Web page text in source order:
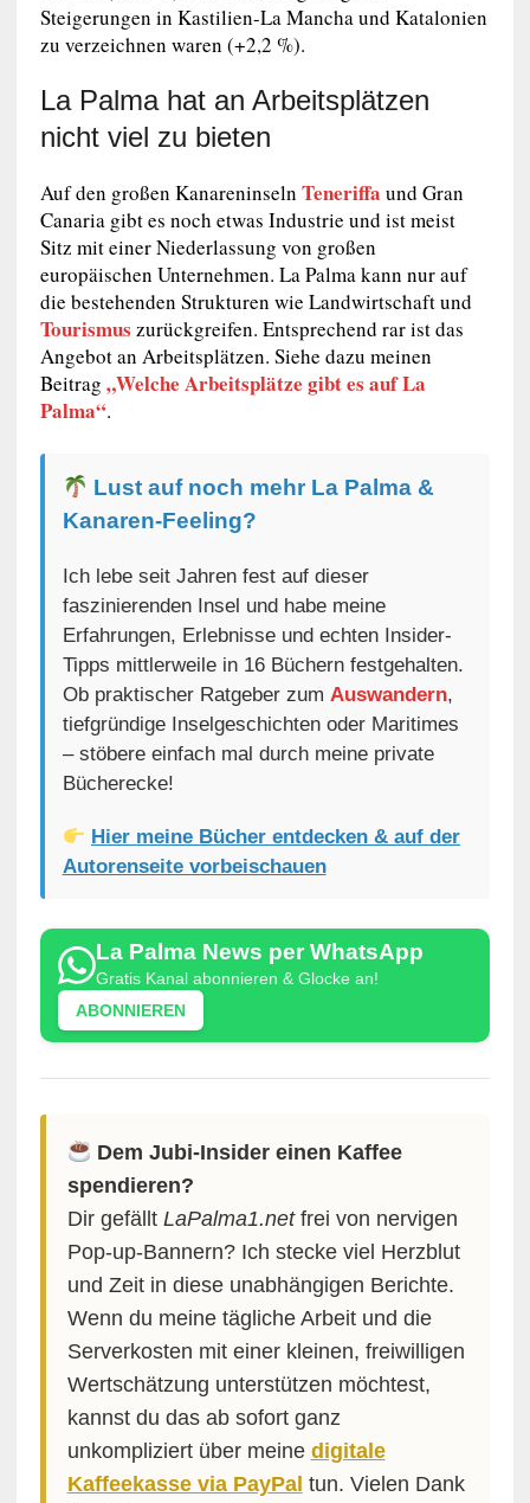
Steigerungen in Kastilien-La Mancha und Katalonien
zu verzeichnen waren (+2,2 %).
La Palma hat an Arbeitsplätzen
nicht viel zu bieten
Auf den großen Kanareninseln Teneriffa und Gran
Canaria gibt es noch etwas Industrie und ist meist
Sitz mit einer Niederlassung von großen
europäischen Unternehmen. La Palma kann nur auf
die bestehenden Strukturen wie Landwirtschaft und
Tourismus zurückgreifen. Entsprechend rar ist das
Angebot an Arbeitsplätzen. Siehe dazu meinen
Beitrag „Welche Arbeitsplätze gibt es auf La
Palma“.
Lust auf noch mehr La Palma &
Kanaren-Feeling?
Ich lebe seit Jahren fest auf dieser
faszinierenden Insel und habe meine
Erfahrungen, Erlebnisse und echten Insider-
Tipps mittlerweile in 16 Büchern festgehalten.
Ob praktischer Ratgeber zum Auswandern,
tiefgründige Inselgeschichten oder Maritimes
– stöbere einfach mal durch meine private
Bücherecke!
Hier meine Bücher entdecken & auf der
Autorenseite vorbeischauen
La Palma News per WhatsApp
Gratis Kanal abonnieren & Glocke an!
ABONNIEREN
Dem Jubi-Insider einen Kaffee
spendieren?
Dir gefällt LaPalma1.netfrei von nervigen
Pop-up-Bannern? Ich stecke viel Herzblut
und Zeit in diese unabhängigen Berichte.
Wenn du meine tägliche Arbeit und die
Serverkosten mit einer kleinen, freiwilligen
Wertschätzung unterstützen möchtest,
kannst du das ab sofort ganz
unkompliziert über meine digitale
Kaffeekasse via PayPal tun. Vielen Dank